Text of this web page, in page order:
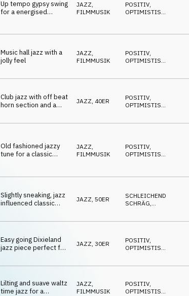
Up tempo gypsy swing
for a energised
JAZZ,
FILMMUSIK
POSITIV,
OPTIMISTISCH
LUSTIG
Music hall jazz with a
jolly feel
JAZZ
FILMMUSIK
POSITIV
OPTIMISTISCH
Club jazz with off beat
horn section and a
JAZZ, 40ER POSITIV
OPTIMISTISCH
Old fashioned jazzy
tune for a classic
JAZZ
FILMMUSIK
POSITIV
OPTIMISTISCH
Slightly sneaking, jazz
influenced classic
JAZZ, 50ER SCHLEICHEND
SCHRÄG
Easy going Dixieland
jazz piece perfect for
browsing
JAZZ, 30ER POSITIV
OPTIMISTISCH
Lilting and suave waltz
time jazz for a
JAZZ,
FILMMUSIK
POSITIV,
OPTIMISTISCH